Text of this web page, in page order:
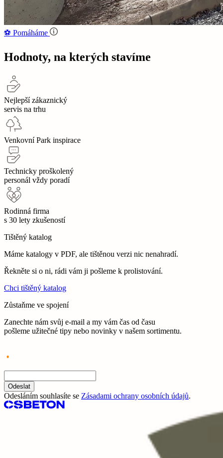
⚽‍️️ Pomáháme
Hodnoty, na kterých stavíme
Nejlepší zákaznický
servis na trhu
Venkovní Park inspirace
Technicky proškolený
personál vždy poradí
Rodinná firma
s 30 lety zkušeností
Tištěný katalog
Máme katalogy v PDF, ale tištěnou verzi nic nenahradí.
Řekněte si o ni, rádi vám ji pošleme k prolistování.
Chci tištěný katalog
Zůstaňme ve spojení
Zanechte nám svůj e-mail a my vám čas od času
pošleme užitečné tipy nebo novinky v našem sortimentu.
Odeslat
Odesláním souhlasíte se Zásadami ochrany osobních údajů.